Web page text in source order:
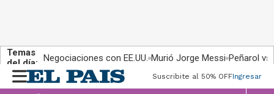
Temas
del día: Negociaciones con EE.UU. Murió Jorge Messi Peñarol
Suscribite al 50% OFFIngresar